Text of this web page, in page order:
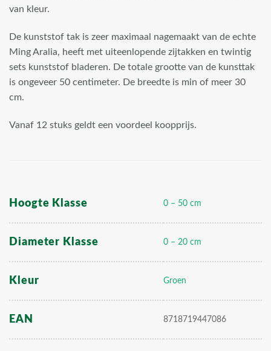
van kleur.
De kunststof tak is zeer maximaal nagemaakt van de echte
Ming Aralia, heeft met uiteenlopende zijtakken en twintig
sets kunststof bladeren. De totale grootte van de kunsttak
is ongeveer 50 centimeter. De breedte is min of meer 30
cm.
Vanaf 12 stuks geldt een voordeel koopprijs.
Hoogte Klasse 0 – 50 cm
Diameter Klasse 0 – 20 cm
Kleur Groen
EAN 8718719447086